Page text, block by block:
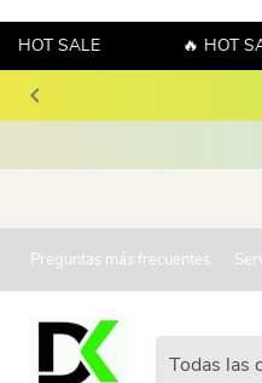
SALE 🔥 HOT
Preguntas más frecuentes
Todas las